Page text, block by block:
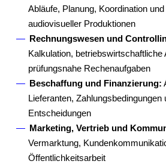
Abläufe, Planung, Koordination
audiovisueller Produktionen
Rechnungswesen und
Kalkulation, betriebswirtschaftliche
prüfungsnahe Rechenaufgaben
Beschaffung und Finanzierung:
Lieferanten,
Entscheidungen
Marketing, Vertrieb und
Vermarktung,
Öffentlichkeitsarbeit